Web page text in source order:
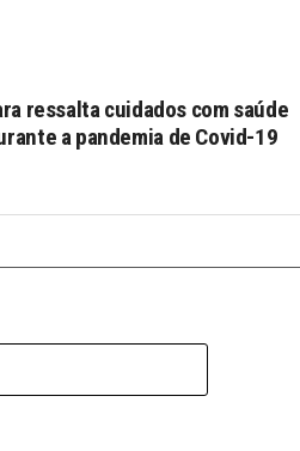
ressalta cuidados com saúde
a pandemia de Covid-19